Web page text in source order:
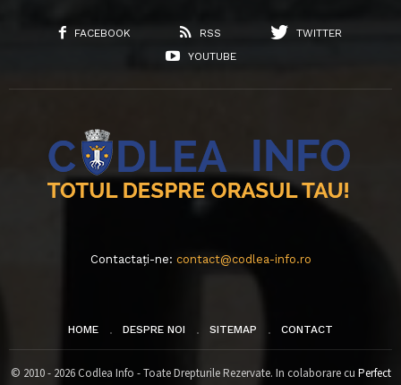
FACEBOOK RSS
TWITTER
YOUTUBE
Contactați-ne: contact@codlea-info.ro
HOME DESPRE NOI SITEMAP CONTACT
© 2010 - 2026 Codlea Info - Toate Drepturile Rezervate. In colaborare cu Perfect